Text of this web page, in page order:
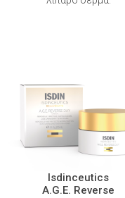
Isdinceutics
A.G.E. Reverse